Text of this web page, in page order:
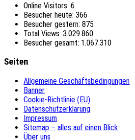
Online Visitors: 6
Besucher heute: 366
Besucher gestern: 875
Total Views: 3.029.860
Besucher gesamt: 1.067.310
Seiten
Allgemeine Geschäftsbedingungen
Banner
Cookie-Richtlinie (EU)
Datenschutzerklärung
Impressum
Sitemap – alles auf einen Blick
Über uns